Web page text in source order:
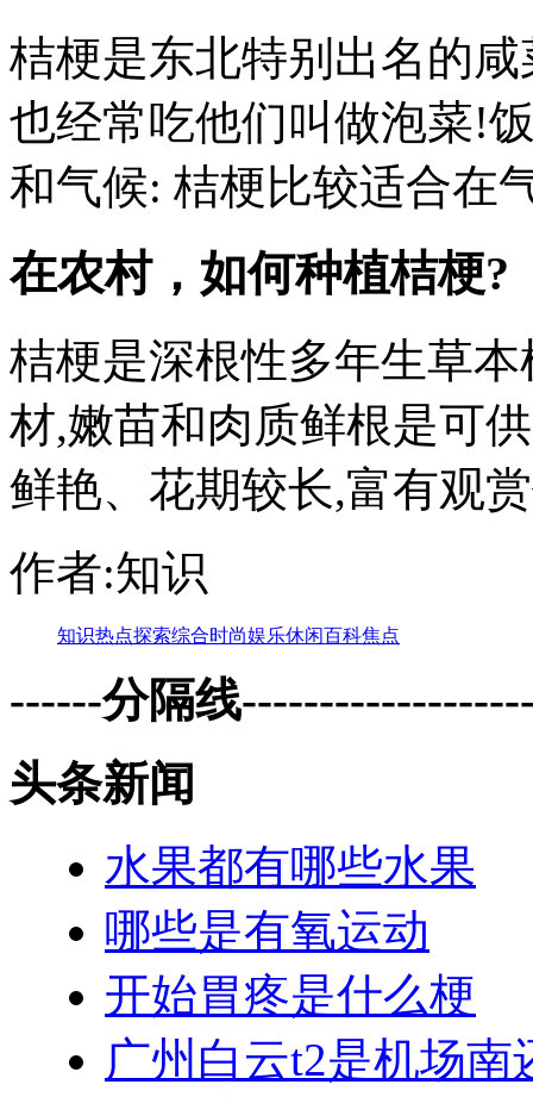
桔梗是东北特别出名的
也经常吃他们叫做泡菜!
和气候: 桔梗比较适合在
在农村，如何种植桔梗?
桔梗是深根性多年生草
材,嫩苗和肉质鲜根是可
鲜艳、花期较长,富有观
作者:知识
知识热点探索综合时尚娱乐休闲百科焦点
------分隔线
头条新闻
水果都有哪些水果
哪些是有氧运动
开始胃疼是什么梗
广州白云t2是机场南